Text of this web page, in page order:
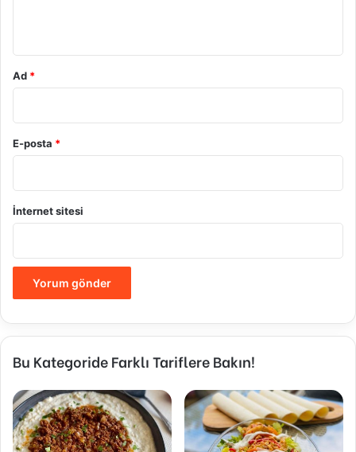
Ad *
E-posta *
İnternet sitesi
Bu Kategoride Farklı Tariflere Bakın!